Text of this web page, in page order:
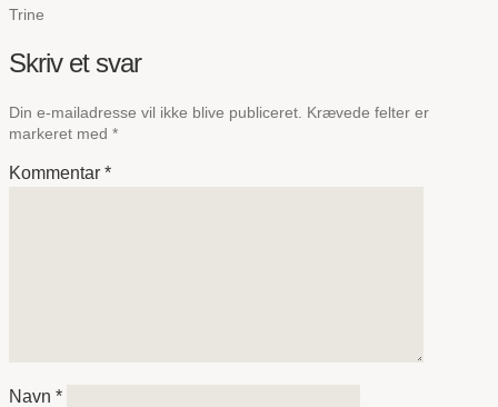
Trine
Skriv et svar
Din e-mailadresse vil ikke blive publiceret. Krævede felter er
markeret med *
Kommentar *
Navn *